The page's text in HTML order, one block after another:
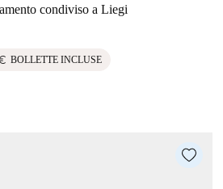
condiviso a Liegi
BOLLETTE INCLUSE